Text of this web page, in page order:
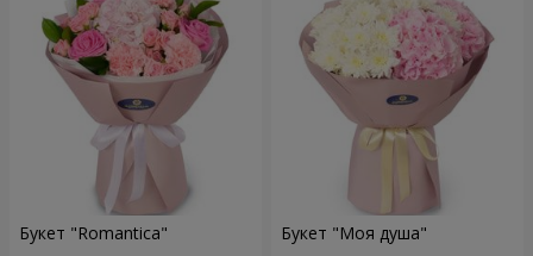
Букет "Romantica" Букет "Моя душа"